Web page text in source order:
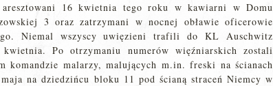
16 kwietnia tego roku w kawiarni w Domu
3 oraz zatrzymani w nocnej obławie oficerowie
Niemal wszyscy uwięzieni trafili do KL Auschwitz
Po otrzymaniu numerów więźniarskich zostali
komandzie malarzy, malujących m.in. freski na ścianach
na dziedzińcu bloku 11 pod ścianą straceń Niemcy w